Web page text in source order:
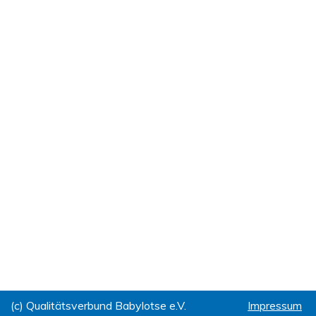
(c) Qualitätsverbund Babylotse e.V. Impressum